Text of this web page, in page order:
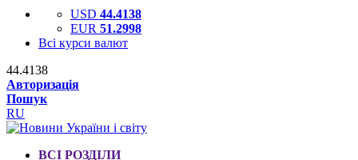
USD 44.4138
EUR 51.2998
Всі курси валют
44.4138
Авторизація
Пошук
RU
ВСІ РОЗДІЛИ